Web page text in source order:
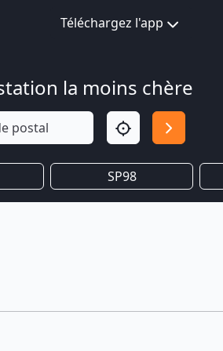
Téléchargez l'app
la moins chère
SP98